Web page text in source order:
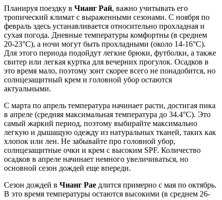
Планируя поездку в Чианг Рай, важно учитывать его
тропический климат с выраженными сезонами. С ноября по
февраль здесь устанавливается относительно прохладная и
сухая погода. Дневные температуры комфортны (в среднем
20-23°C), а ночи могут быть прохладными (около 14-16°C).
Для этого периода подойдут легкие брюки, футболки, а также
свитер или легкая куртка для вечерних прогулок. Осадков в
это время мало, поэтому зонт скорее всего не понадобится, но
солнцезащитный крем и головной убор остаются
актуальными.
С марта по апрель температура начинает расти, достигая пика
в апреле (средняя максимальная температура до 34.4°C). Это
самый жаркий период, поэтому выбирайте максимально
легкую и дышащую одежду из натуральных тканей, таких как
хлопок или лен. Не забывайте про головной убор,
солнцезащитные очки и крем с высоким SPF. Количество
осадков в апреле начинает немного увеличиваться, но
основной сезон дождей еще впереди.
Сезон дождей в Чианг Рае длится примерно с мая по октябрь.
В это время температуры остаются высокими (в среднем 26-